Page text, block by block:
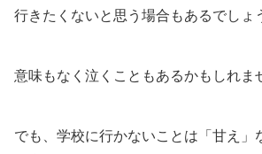
行きたくないと思う場合もあるでしょ
意味もなく泣くこともあるかもしれま
でも、学校に行かないことは「甘え」